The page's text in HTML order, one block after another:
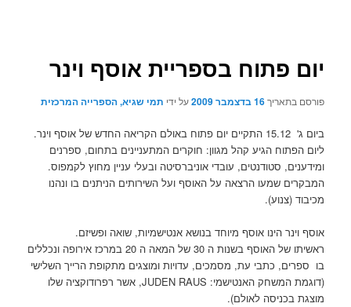
יום פתוח בספריית אוסף וינר
פורסם בתאריך16 בדצמבר 2009 על ידי תמי שגיא, הספרייה המרכזית
ביום ג' 15.12 התקיים יום פתוח באולם הקריאה החדש של אוסף וינר.
ליום הפתוח הגיע קהל מגוון: חוקרים המתעניינים בתחום, ספרנים
ומידענים, סטודנטים, עובדי אוניברסיטה ובעלי עניין מחוץ לקמפוס.
המבקרים שמעו הרצאה על האוסף ועל השירותים הניתנים בו ונהנו
מכיבוד (צנוע).
אוסף וינר הינו אוסף מיוחד בנושא אנטישמיות, שואה ופשיזם.
ראשיתו של האוסף בשנות ה 30 של המאה ה 20 במרכז אירופה ונכללים
בו ספרים, כתבי עת, מסמכים, עדויות ומוצגים מתקופת הרייך השלישי
(דוגמת המשחק האנטישמי: JUDEN RAUS, אשר רפרודוקציה שלו
מוצגת בכניסה לאולם).